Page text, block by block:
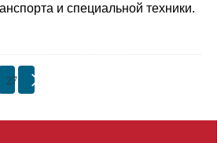
и специальной техники.
27